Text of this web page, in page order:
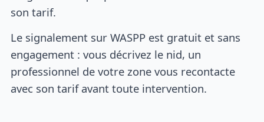
son tarif.
Le signalement sur WASPP est gratuit et sans
engagement : vous décrivez le nid, un
professionnel de votre zone vous recontacte
avec son tarif avant toute intervention.